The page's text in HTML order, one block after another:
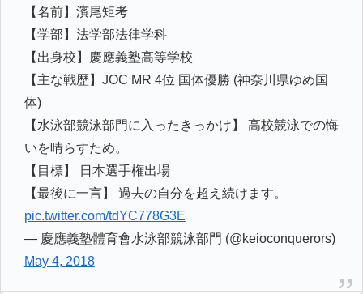
【名前】濱尾矩考
【学部】法学部法律学科
【出身校】慶應義塾高等学校
【主な戦歴】JOC MR 4位 国体優勝 (神奈川県ゆめ国
体)
【水泳部競泳部門に入ったきっかけ】 高校競泳での悔
いを晴らすため。
【目標】 日本選手権出場
【最後に一言】 過去の自分を超え続けます。
pic.twitter.com/tdYC778G3E
— 慶應義塾體育會水泳部競泳部門 (@keioconquerors)
May 4, 2018